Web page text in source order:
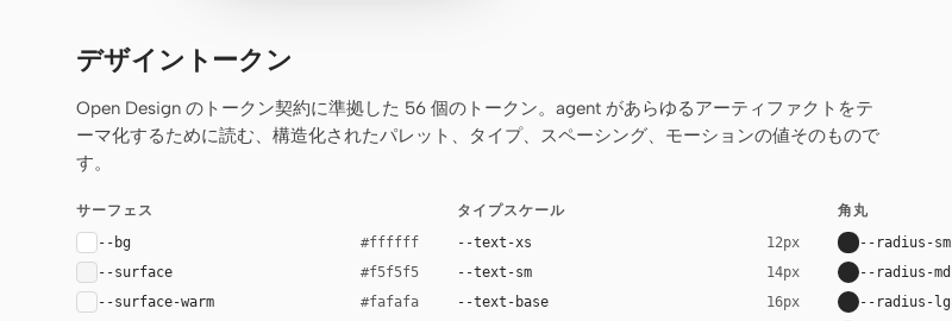
デザイントークン
Open Design のトークン契約に準拠した 56 個のトークン。agent があらゆるアーティファクトをテ
ーマ化するために読む、構造化されたパレット、タイプ、スペーシング、モーションの値そのもので
す。
サーフェス
--bg #ffffff
--surface #f5f5f5
--surface-warm #fafafa
タイプスケール
--text-xs 12px
--text-sm 14px
--text-base 16px
角丸
--radius-sm
--radius-md
--radius-lg